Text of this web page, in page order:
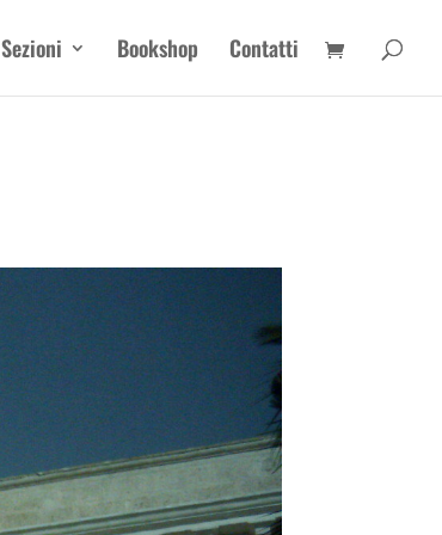
Sezioni Bookshop Contatti